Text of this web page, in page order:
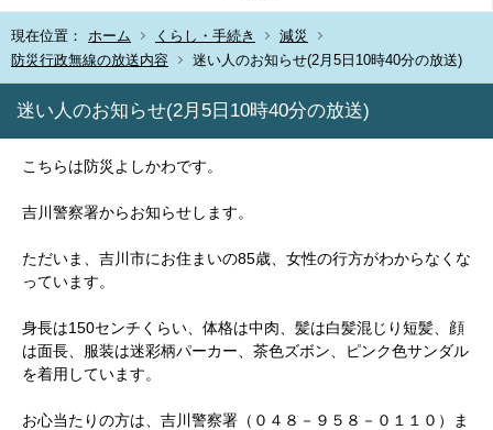
現在位置： ホーム くらし・手続き
減災
防災行政無線の放送内容
迷い人のお知らせ(2月5日10時40分の放送)
迷い人のお知らせ(2月5日10時40分の放送)
こちらは防災よしかわです。
吉川警察署からお知らせします。
ただいま、吉川市にお住まいの85歳、女性の行方がわからなくな
っています。
身長は150センチくらい、体格は中肉、髪は白髪混じり短髪、顔
は面長、服装は迷彩柄パーカー、茶色ズボン、ピンク色サンダル
を着用しています。
お心当たりの方は、吉川警察署（０４８－９５８－０１１０）ま